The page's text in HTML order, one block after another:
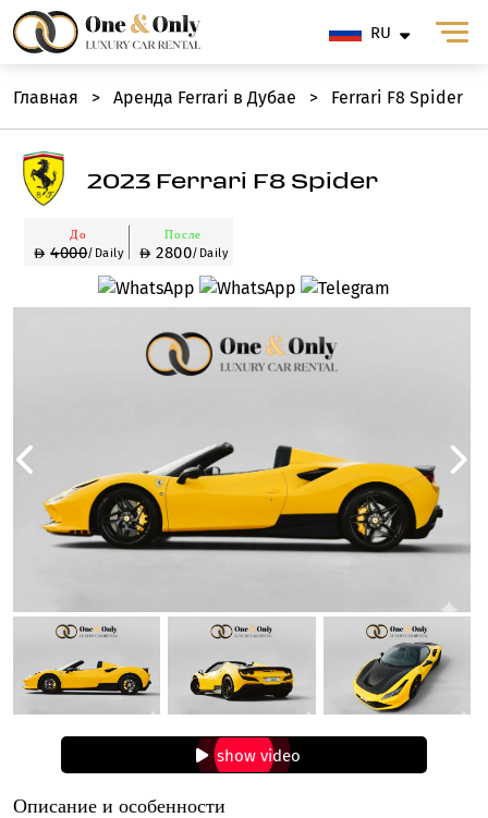
RU
Главная > Аренда Ferrari в Дубае > Ferrari F8 Spider
2023 Ferrari F8 Spider
До
4000/Daily
После
2800/Daily
show video
Описание и особенности